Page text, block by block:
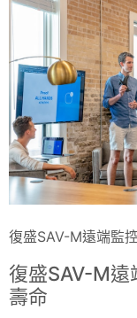
復盛SAV-M遠端監
復盛SAV-M遠
壽命